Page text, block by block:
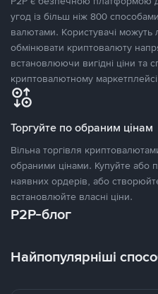
угод із більш ніж 800
валютами. Користувачі можуть
обмінювати криптовалюту
встановлюючи вигідні ціни та
криптовалютному
Торгуйте по обраним цінам
Вільна торгівля
обраними цінами. Купуйте або
наявних ордерів, або
встановлюйте власні ціни.
P2P-блог
Найпопулярніші